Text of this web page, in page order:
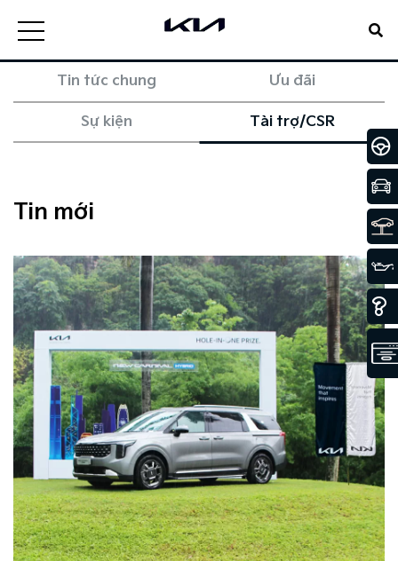
Tin tức chung Ưu đãi
Sự kiện Tài trợ/CSR
Tin mới